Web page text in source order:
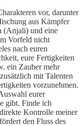
vor, darunter
aus Kämpfer
(Anjali) und eine
Vorfeld nicht
nach euren
eure Fertigkeiten
ein Zauber mehr
mit Talenten
vorzunehmen.
eurer
gibt. Finde ich
Kontrolle meiner
den Fluss des